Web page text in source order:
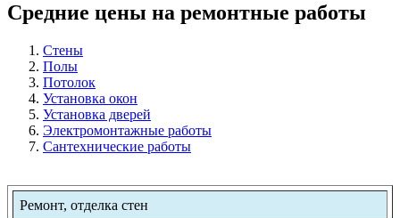
Средние цены на ремонтные работы
Стены
Полы
Потолок
Установка окон
Установка дверей
Электромонтажные работы
Сантехнические работы
Ремонт, отделка стен